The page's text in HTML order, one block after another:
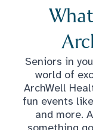
Seniors in
world of
ArchWell
fun events
and more.